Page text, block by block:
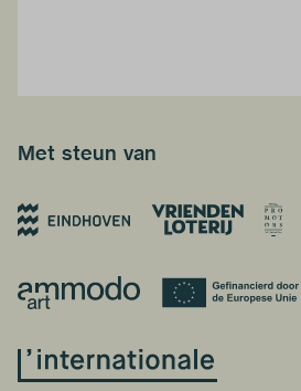
Met steun van